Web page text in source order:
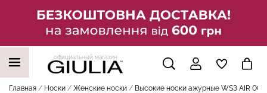
официальный магазин
Главная Носки Женские носки Высокие носки ажурные WS3 AIR 001
НАШИ ТРЕНДОВЫЕ ТОВАРЫ